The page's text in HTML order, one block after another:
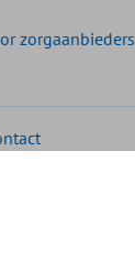
zorgaanbieders